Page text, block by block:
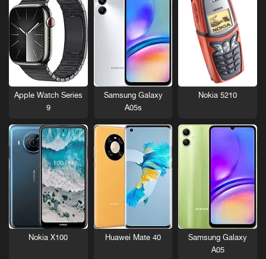
Nokia 5210
Samsung Galaxy
A05s
Apple Watch Series
9
Samsung Galaxy
A05
Huawei Mate 40
Nokia X100